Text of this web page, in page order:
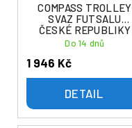
COMPASS TROLLEY
SVAZ FUTSALU
ČESKÉ REPUBLIKY
Do 14 dnů
1 946 Kč
DETAIL